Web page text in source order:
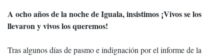
A ocho años de la noche de Iguala, insistimos ¡Vivos se los
llevaron y vivos los queremos!
Tras algunos días de pasmo e indignación por el informe de la